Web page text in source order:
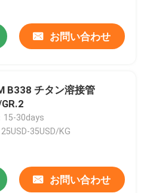
お問い合わせ
B338 チタン溶接管
15-30days
35USD/KG
お問い合わせ